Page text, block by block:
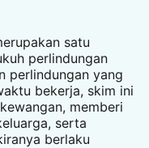
satu
perlindungan
perlindungan yang
bekerja, skim ini
memberi
serta
berlaku